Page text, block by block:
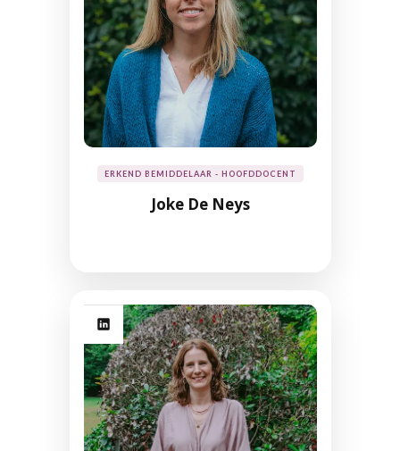
ERKEND BEMIDDELAAR - HOOFDDOCENT
Joke De Neys